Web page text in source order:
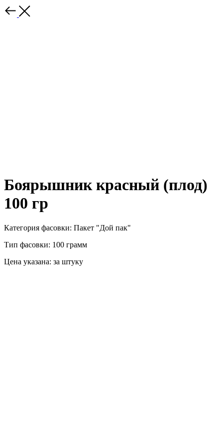
Боярышник красный (плод)
100 гр
Категория фасовки: Пакет "Дой пак"
Тип фасовки: 100 грамм
Цена указана: за штуку